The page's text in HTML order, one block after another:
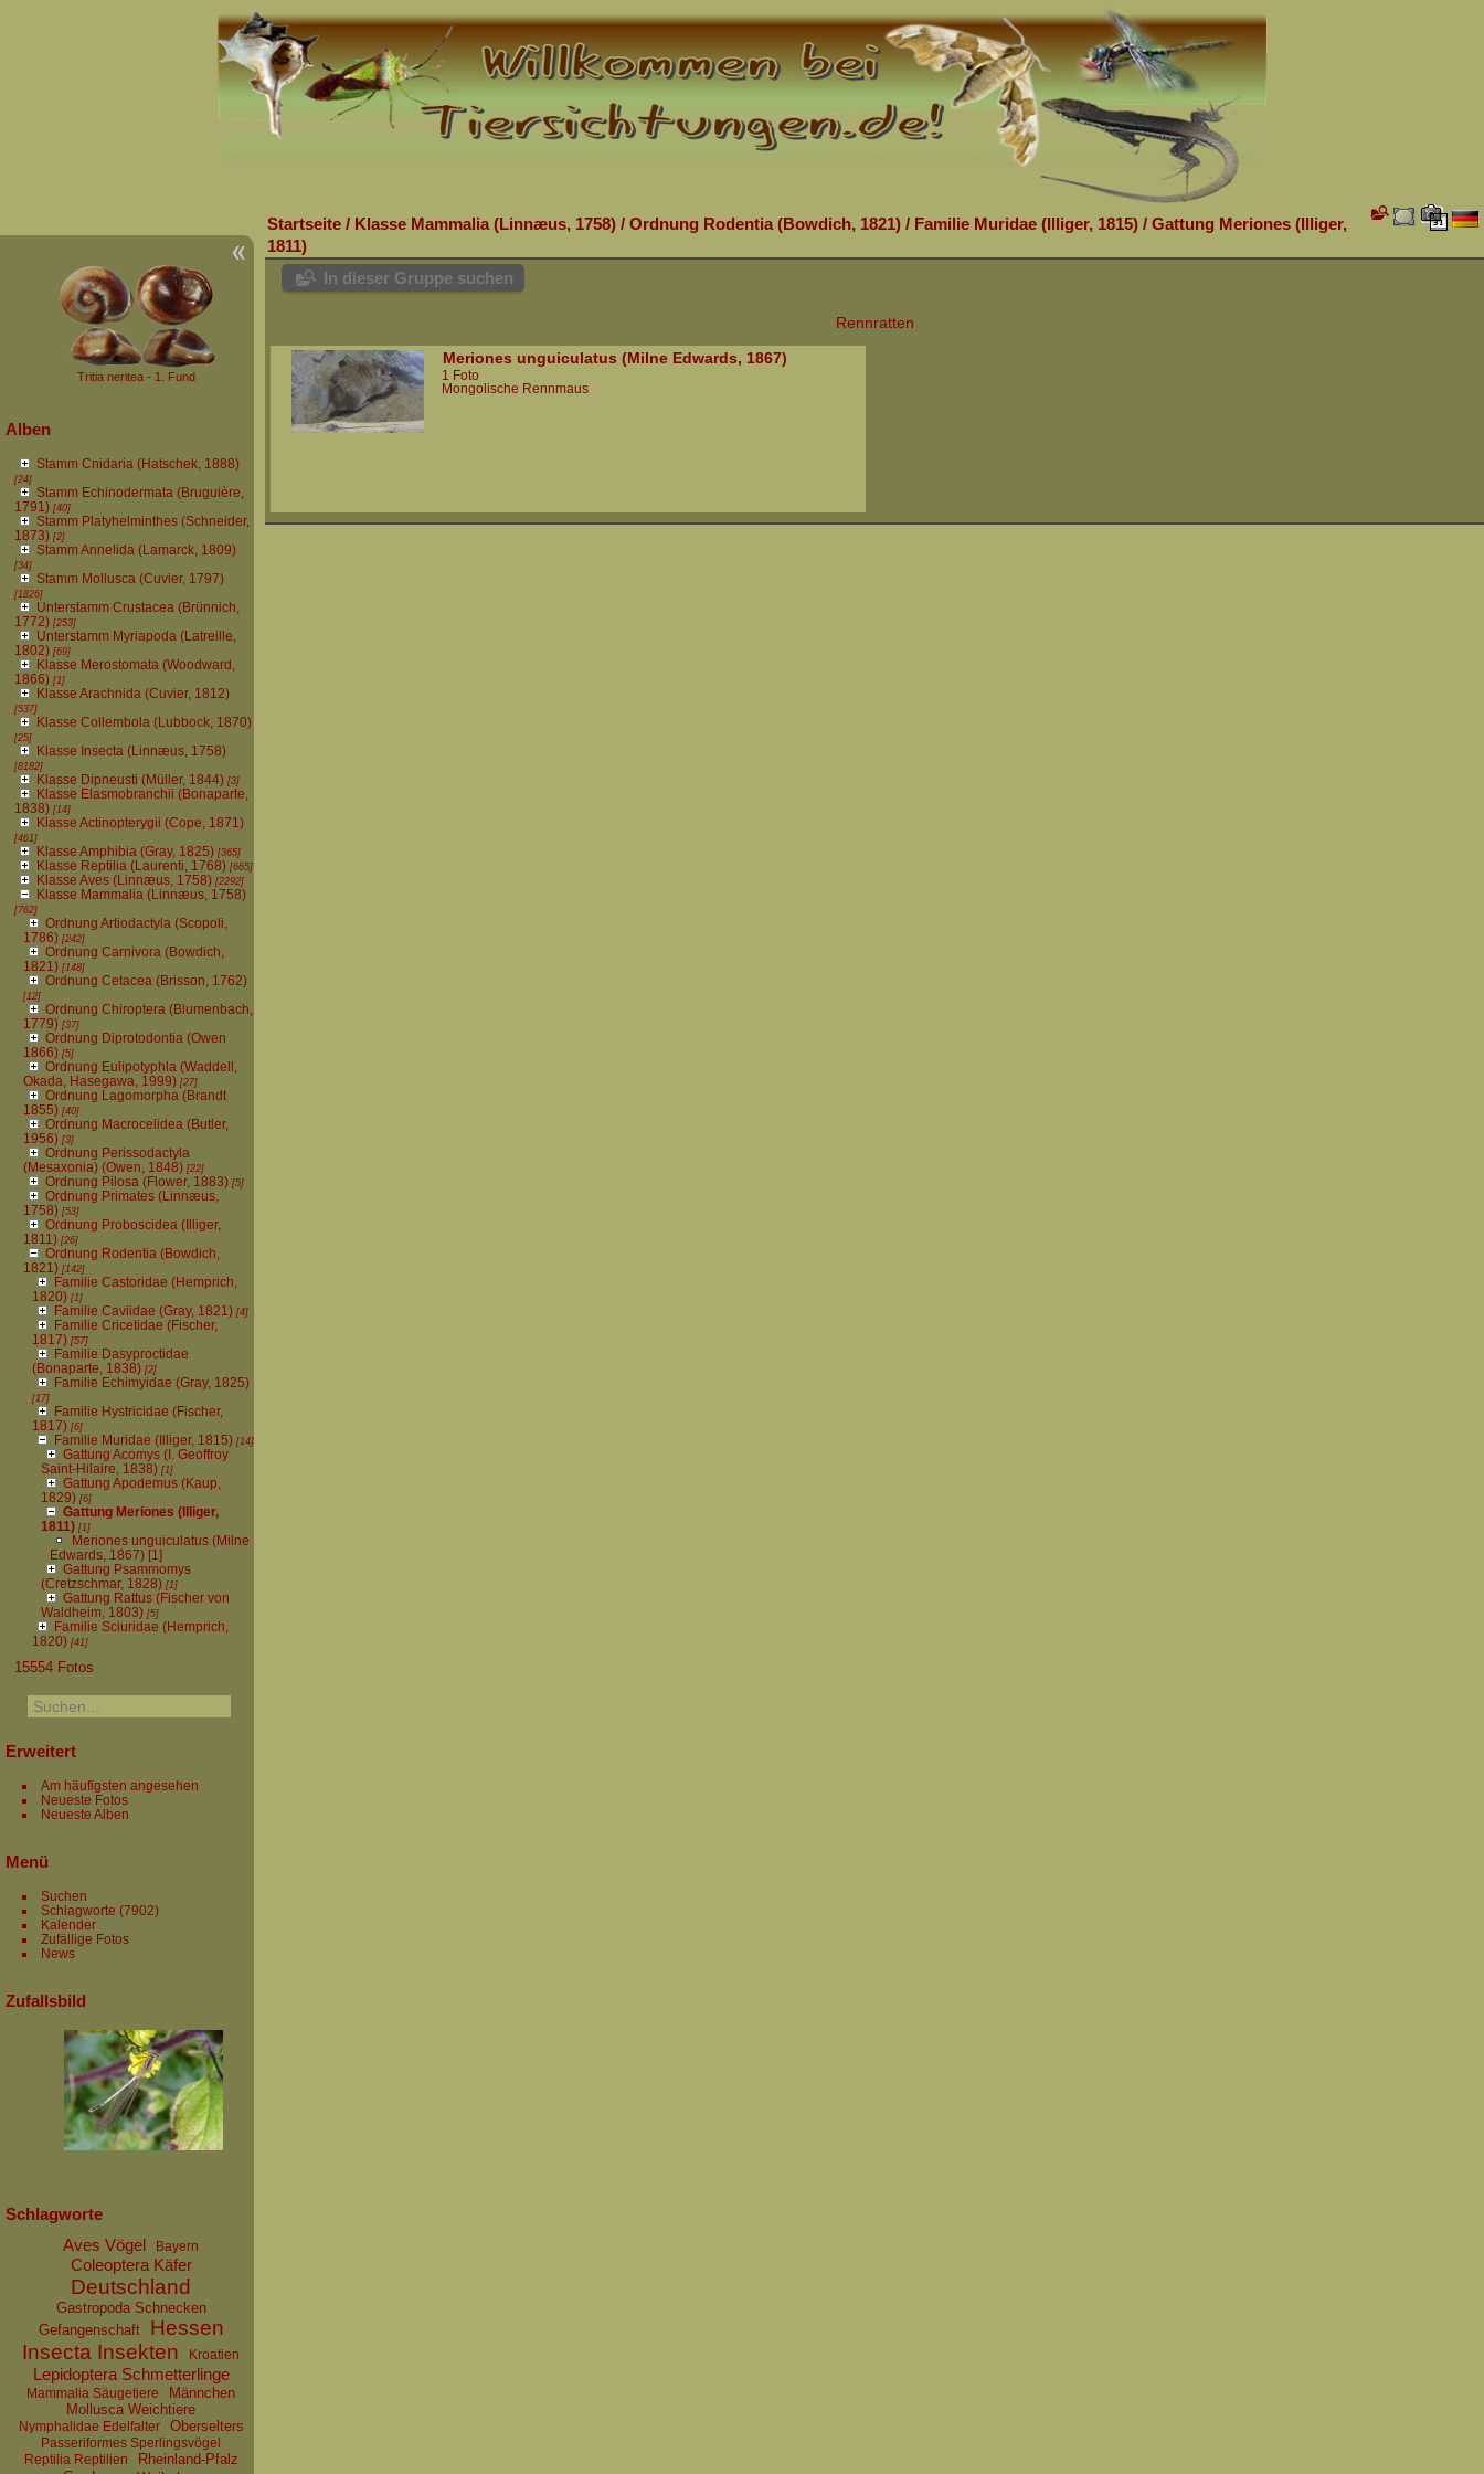
Tritia neritea - 1. Fund
Alben
Stamm Cnidaria (Hatschek, 1888)
[24]
Stamm Echinodermata (Bruguière,
1791)[40]
Stamm Platyhelminthes (Schneider,
1873)[2]
Stamm Annelida (Lamarck, 1809)
[34]
Stamm Mollusca (Cuvier, 1797)
[1826]
Unterstamm Crustacea (Brünnich,
1772)[253]
Unterstamm Myriapoda (Latreille,
1802)[69]
Klasse Merostomata (Woodward,
1866)[1]
Klasse Arachnida (Cuvier, 1812)
[537]
Klasse Collembola (Lubbock, 1870)
[25]
Klasse Insecta (Linnæus, 1758)
[8182]
Klasse Dipneusti (Müller, 1844)[3]
Klasse Elasmobranchii (Bonaparte,
1838)[14]
Klasse Actinopterygii (Cope, 1871)
[461]
Klasse Amphibia (Gray, 1825)[365]
Klasse Reptilia (Laurenti, 1768)[665]
Klasse Aves (Linnæus, 1758)[2292]
Klasse Mammalia (Linnæus, 1758)
[762]
Ordnung Artiodactyla (Scopoli,
1786)[242]
Ordnung Carnivora (Bowdich,
1821)[148]
Ordnung Cetacea (Brisson, 1762)
[12]
Ordnung Chiroptera (Blumenbach,
1779)[37]
Ordnung Diprotodontia (Owen
1866)[5]
Ordnung Eulipotyphla (Waddell,
Okada, Hasegawa, 1999)[27]
Ordnung Lagomorpha (Brandt
1855)[40]
Ordnung Macrocelidea (Butler,
1956) [3]
Ordnung Perissodactyla
(Mesaxonia) (Owen, 1848)[22]
Ordnung Pilosa (Flower, 1883)[5]
Ordnung Primates (Linnæus,
1758)[53]
Ordnung Proboscidea (Illiger,
1811)[26]
Ordnung Rodentia (Bowdich,
1821)[142]
Familie Castoridae (Hemprich,
1820)[1]
Familie Caviidae (Gray, 1821)[4]
Familie Cricetidae (Fischer,
1817)[57]
Familie Dasyproctidae
(Bonaparte, 1838)[2]
Familie Echimyidae (Gray, 1825)
[17]
Familie Hystricidae (Fischer,
1817)[6]
Familie Muridae (Illiger, 1815)[14]
Gattung Acomys (I. Geoffroy
Saint-Hilaire, 1838)[1]
Gattung Apodemus (Kaup,
1829)[6]
Gattung Meriones (Illiger,
1811)[1]
Meriones unguiculatus (Milne
Edwards, 1867)[1]
Gattung Psammomys
(Cretzschmar, 1828)[1]
Gattung Rattus (Fischer von
Waldheim, 1803)[5]
Familie Sciuridae (Hemprich,
1820)[41]
15554 Fotos
Erweitert
Am häufigsten angesehen
Neueste Fotos
Neueste Alben
Menü
Suchen
Schlagworte (7902)
Kalender
Zufällige Fotos
News
Zufallsbild
Schlagworte
Aves Vögel
Bayern
Coleoptera Käfer
Deutschland
Gastropoda Schnecken
Gefangenschaft
Hessen
Insecta Insekten
Kroatien
Lepidoptera Schmetterlinge
Mammalia Säugetiere
Männchen
Mollusca Weichtiere
Nymphalidae Edelfalter Oberselters
Passeriformes Sperlingsvögel
Reptilia Reptilien
Rheinland-Pfalz
Startseite / Klasse Mammalia (Linnæus, 1758) / Ordnung Rodentia (Bowdich, 1821) / Familie Muridae (Illiger, 1815) / Gattung Meriones (Illiger,
1811)
In dieser Gruppe suchen
Rennratten
Meriones unguiculatus (Milne Edwards, 1867)
1 Foto
Mongolische Rennmaus